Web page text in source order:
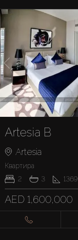
Artesia B
Artesia
Квартира
2
3 1369
AED 1,600,000